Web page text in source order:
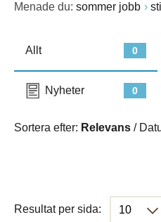
Menade du: sommer jobb
0
Allt
0
Nyheter
Sortera efter: Relevans /
Resultat per sida: